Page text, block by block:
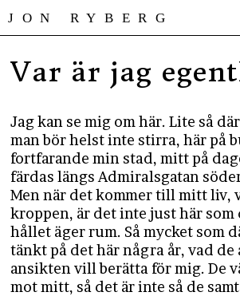
JON RYBERG
Var är jag
Jag kan se mig om här. Lite så
man bör helst inte stirra, här på
fortfarande min stad, mitt på
färdas längs Admiralsgatan
Men när det kommer till mitt
kroppen, är det inte just här som
hållet äger rum. Så mycket som
tänkt på det här några år, vad de
ansikten vill berätta för mig. De
mot mitt, så det är inte så de